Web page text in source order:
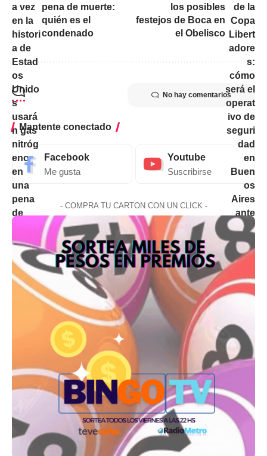
pena de muerte:
quién es el
condenado
los posibles
festejos de Boca en
el Obelisco
No hay comentarios
Mantente conectado
Facebook
Me gusta
Youtube
Suscribirse
- COMPRA TU CARTON CON UN CLICK -